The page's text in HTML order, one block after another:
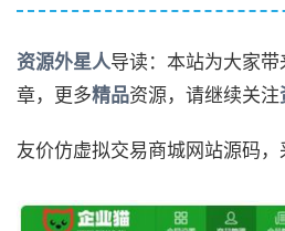
资源外星人导读：本站为大家带
章，更多精品资源，请继续关注
友价仿虚拟交易商城网站源码